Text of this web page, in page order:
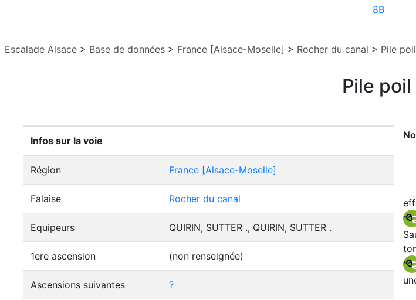
8B
Escalade Alsace > Base de données > France [Alsace-Moselle] > Rocher du canal > Pile poil
Pile
Infos sur la voie
Région France [Alsace-Moselle]
Falaise Rocher du canal
Equipeurs QUIRIN, SUTTER ., QUIRIN, SUTTER .
1ere ascension (non renseignée)
Ascensions suivantes ?